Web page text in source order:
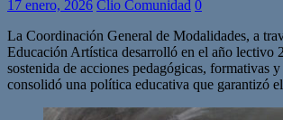
17 enero, 2026 Clio Comunidad 0
La Coordinación General de Modalidades, a
Educación Artística desarrolló en el año lectivo
sostenida de acciones pedagógicas, formativas
consolidó una política educativa que garantizó el